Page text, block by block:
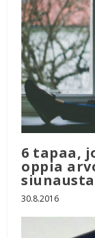
6 tapaa,
oppia
30.8.2016